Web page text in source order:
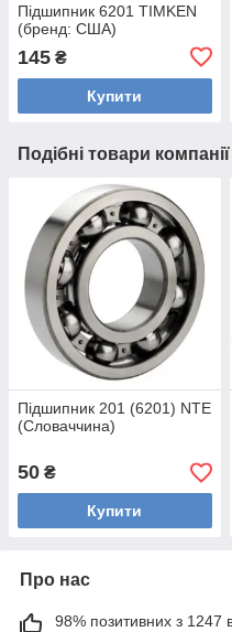
Підшипник 6201 TIMKEN
(бренд: США)
145 ₴
Купити
Подібні товари компанії
Підшипник 201 (6201) NTE
(Словаччина)
50 ₴
Купити
Про нас
98% позитивних з 1247